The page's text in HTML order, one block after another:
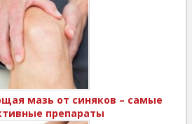
мазь от синяков – самые
препараты